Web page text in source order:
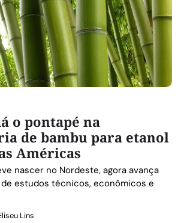
o pontapé na
de bambu para etanol
Américas
nascer no Nordeste, agora avança
de estudos técnicos, econômicos e
Lins